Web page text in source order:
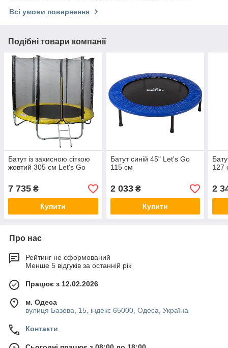
Всі умови повернення
Подібні товари компанії
Батут із захисною сіткою
жовтий 305 см Let's Go
7 735 ₴
Купити
Батут синій 45" Let's Go
115 см
2 033₴
Купити
127
2
Про нас
Рейтинг не сформований
Менше 5 відгуків за останній рік
Працює з 12.02.2026
м. Одеса
вулиця Базова, 15, індекс 65000, Одеса, Україна
Контакти